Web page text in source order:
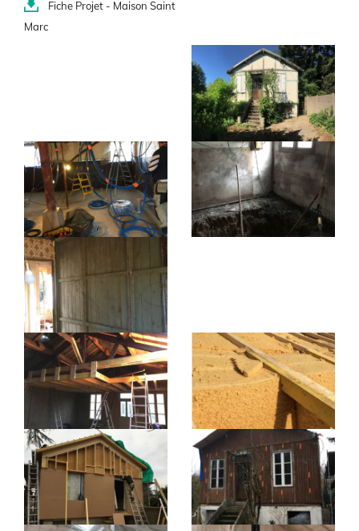
Fiche Projet - Maison Saint
Marc